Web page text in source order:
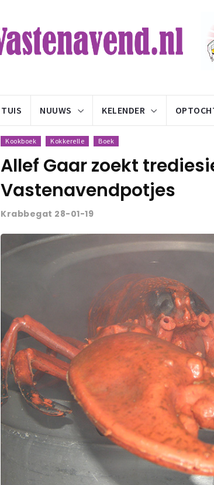
TUIS NUUWS KELENDER
Kookboek Kokkerelle Boek
Allef Gaar zoekt
Vastenavendpotjes
Krabbegat 28-01-19